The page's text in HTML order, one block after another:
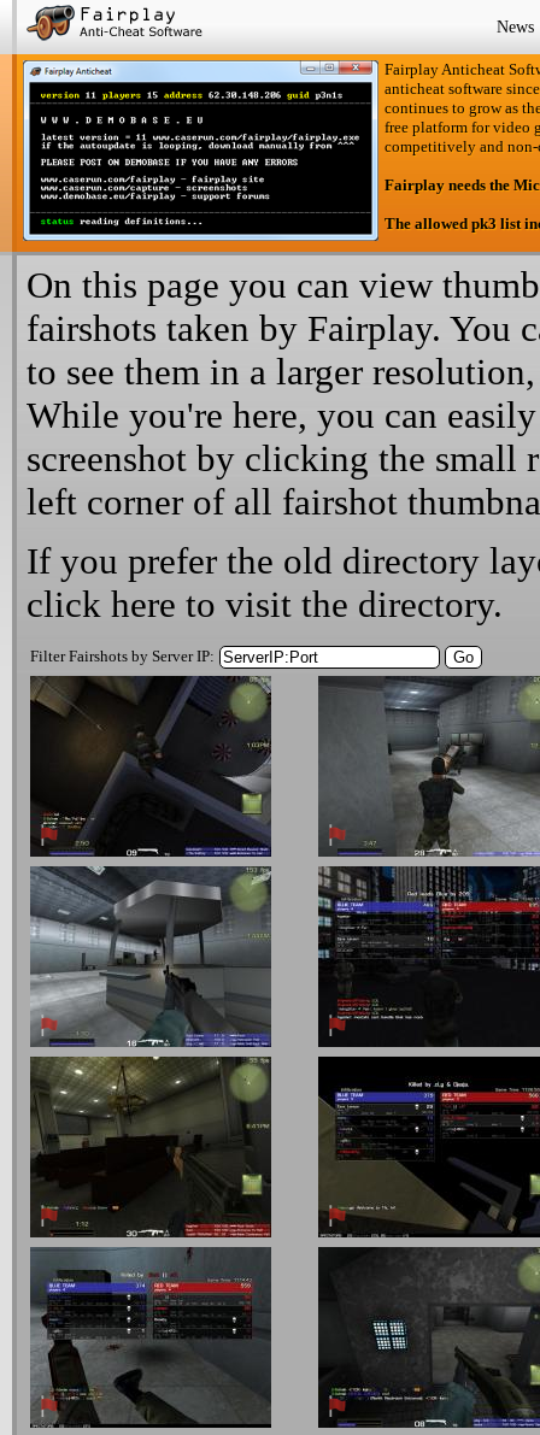
News
Fairplay Anticheat
anticheat software
continues to grow as
free platform for video
competitively and
Fairplay needs the
The allowed pk3 list
On this page you can view
fairshots taken by Fairplay. You
to see them in a larger
While you're here, you can
screenshot by clicking the small
left corner of all fairshot
If you prefer the old directory
click here to visit the directory.
Filter Fairshots by Server IP: